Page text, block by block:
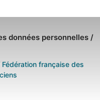
données personnelles /
Fédération française des